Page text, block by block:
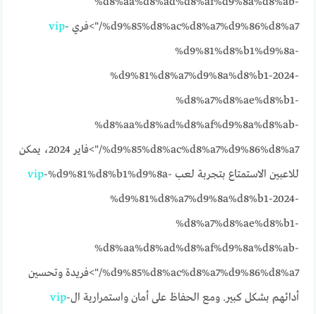
%d9%85%d8%ac%d8%a7%d9%86%d8%a7/">فري
vip-
%d9%81%d8%b1%d9%8a-
%d9%81%d8%a7%d9%8a%d8%b1-2024-
%d8%a7%d8%ae%d8%b1-
%d8%aa%d8%ad%d8%af%d9%8a%d8%ab-
%d9%85%d8%ac%d8%a7%d9%86%d8%a7/">فاير 2024، يمكن
للاعبين الاستمتاع بتجربة لعب
vip-%d9%81%d8%b1%d9%8a-
%d9%81%d8%a7%d9%8a%d8%b1-2024-
%d8%a7%d8%ae%d8%b1-
%d8%aa%d8%ad%d8%af%d9%8a%d8%ab-
%d9%85%d8%ac%d8%a7%d9%86%d8%a7/">فريدة وتحسين
أدائهم بشكل كبير. ومع الحفاظ على أمان واستمرارية ال vip-